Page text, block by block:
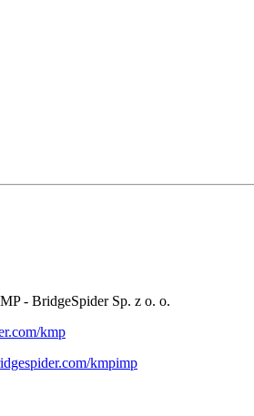
- BridgeSpider Sp. z o. o.
kmp
kmpimp